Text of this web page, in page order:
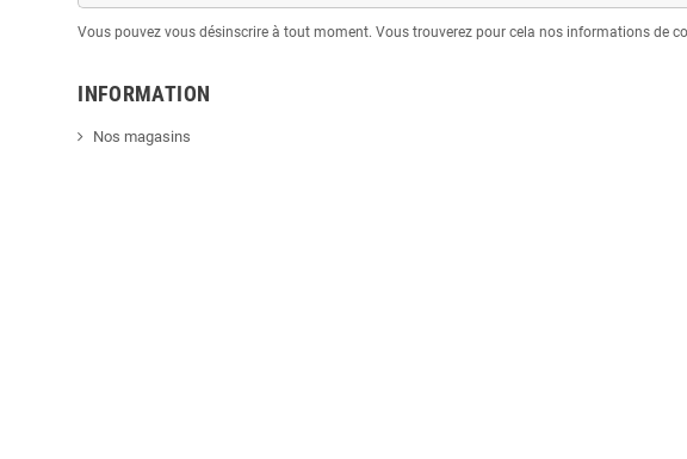
Vous pouvez vous désinscrire à tout moment. Vous trouverez pour cela nos informations de
INFORMATION
Nos magasins